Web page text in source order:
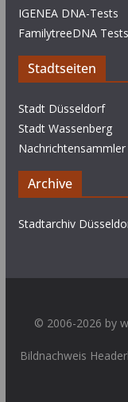
IGENEA DNA-Tests
FamilytreeDNA Tests
Stadtseiten
Stadt Düsseldorf
Stadt Wassenberg
Nachrichtensammler
Archive
Stadtarchiv
© 2006-2026 by
Bildnachweis